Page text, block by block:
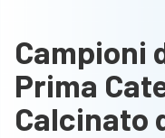
Campioni
Prima
Calcinato